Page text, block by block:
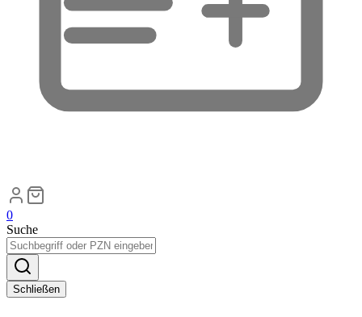
0
Suche
Schließen